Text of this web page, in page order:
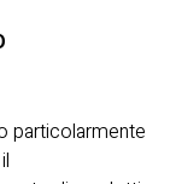
particolarmente